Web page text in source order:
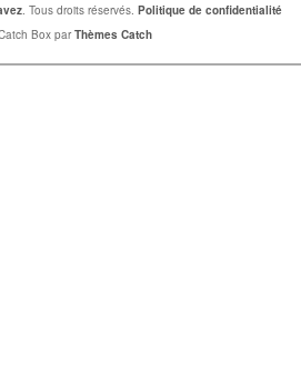
. Tous droits réservés. Politique de confidentialité
Box parThèmes Catch